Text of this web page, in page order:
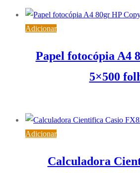
Adicionar
Papel fotocópia A4
5×500
Adicionar
Calculadora